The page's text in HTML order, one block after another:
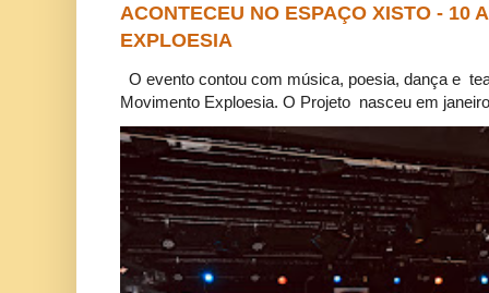
ACONTECEU NO ESPAÇO XISTO - 10
EXPLOESIA
O evento contou com música, poesia, dança e
Movimento Exploesia. O Projeto nasceu em